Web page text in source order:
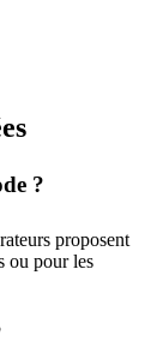
?
proposent
ou pour les